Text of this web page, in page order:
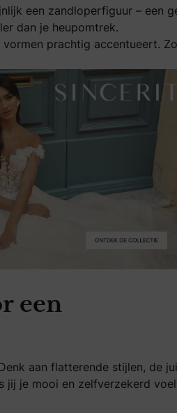
een zandloperfiguur – een
dan je heupomtrek.
prachtig accentueert. Zo
een
aan flatterende stijlen, de
jij je mooi en zelfverzekerd